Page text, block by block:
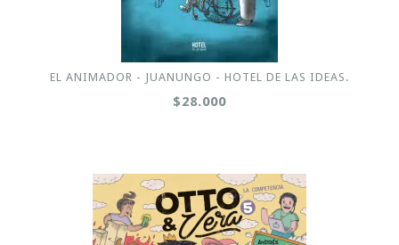
EL ANIMADOR - JUANUNGO - HOTEL DE LAS IDEAS.
$28.000